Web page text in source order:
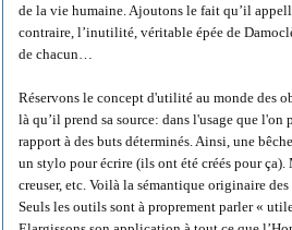
de la vie humaine. Ajoutons le fait qu’il
contraire, l’inutilité, véritable épée de
de chacun…
Réservons le concept d'utilité au monde des
là qu’il prend sa source: dans l'usage que l'on
rapport à des buts déterminés. Ainsi, une
un stylo pour écrire (ils ont été créés pour
creuser, etc. Voilà la sémantique originaire
Seuls les outils sont à proprement parler «